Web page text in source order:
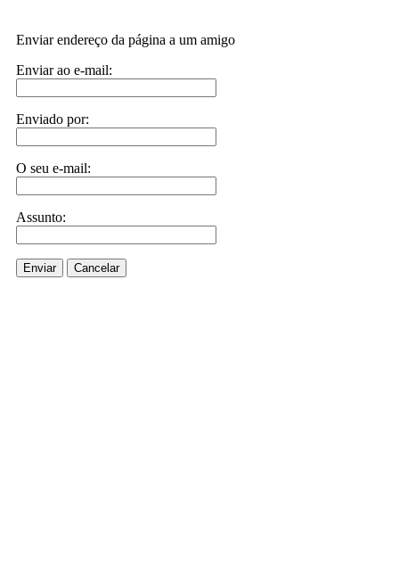
Enviar endereço da página a um amigo
Enviar ao e-mail:
Enviado por:
O seu e-mail:
Assunto:
Enviar Cancelar